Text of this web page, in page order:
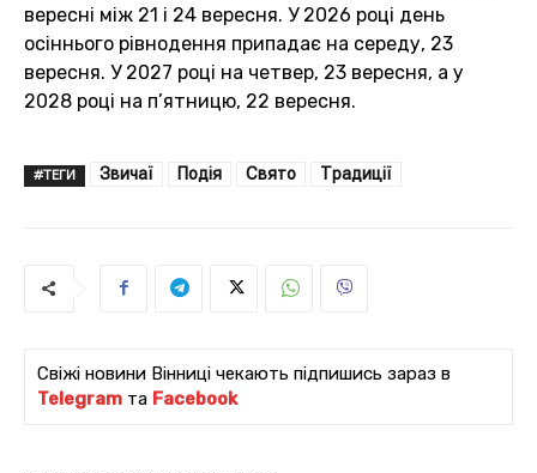
вересні між 21 і 24 вересня. У 2026 році день
осіннього рівнодення припадає на середу, 23
вересня. У 2027 році на четвер, 23 вересня, а у
2028 році на п’ятницю, 22 вересня.
#ТЕГИ Звичаї Подія Свято Традиції
Свіжі новини Вінниці чекають підпишись зараз в
Telegram та Facebook